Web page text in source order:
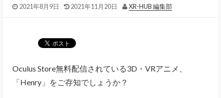
2021年8月9日 2021年11月20日 XR-HUB 編集部
Oculus Store無料配信されている3D・VRアニメ、
「Henry」をご存知でしょうか？